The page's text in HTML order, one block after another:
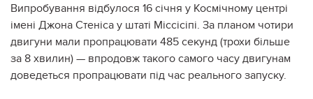
Випробування відбулося 16 січня у Космічному центрі
імені Джона Стеніса у штаті Міссісіпі. За планом чотири
двигуни мали пропрацювати 485 секунд (трохи більше
за 8 хвилин) — впродовж такого самого часу двигунам
доведеться пропрацювати під час реального запуску.